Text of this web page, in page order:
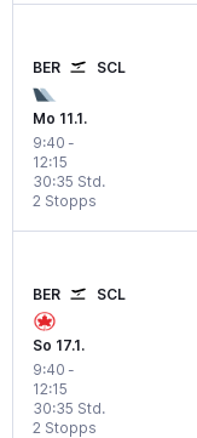
BER SCL
Mo 11.1.
9:40 -
12:15
2 Stopps
30:35 Std.
BER SCL
So 17.1.
9:40 -
12:15
2 Stopps
30:35 Std.